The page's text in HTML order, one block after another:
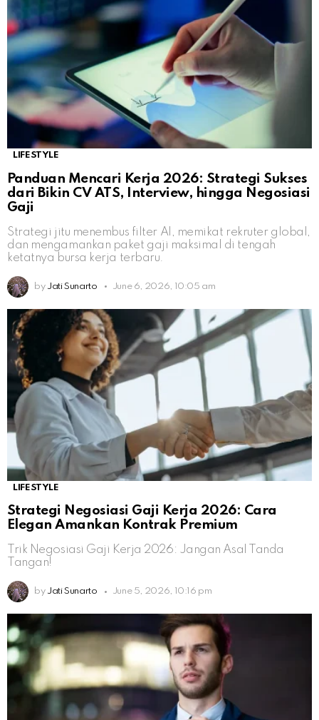
LIFESTYLE
Panduan Mencari Kerja 2026: Strategi Sukses
dari Bikin CV ATS, Interview, hingga Negosiasi
Gaji
Strategi jitu menembus filter AI, memikat rekruter global,
dan mengamankan paket gaji maksimal di tengah
ketatnya bursa kerja terbaru.
by Jati Sunarto June 6, 2026, 10:05 am
LIFESTYLE
Strategi Negosiasi Gaji Kerja 2026: Cara
Elegan Amankan Kontrak Premium
Trik Negosiasi Gaji Kerja 2026: Jangan Asal Tanda
Tangan!
by Jati Sunarto June 5, 2026, 10:16 pm